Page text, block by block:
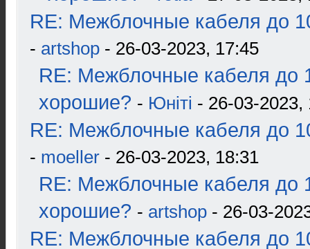
RE: Межблочные кабеля до
- artshop - 26-03-2023, 17:45
RE: Межблочные кабеля до
хорошие? - Юнiтi - 26-03-2023,
RE: Межблочные кабеля до
- moeller - 26-03-2023, 18:31
RE: Межблочные кабеля до
хорошие? - artshop - 26-03-
RE: Межблочные кабеля до